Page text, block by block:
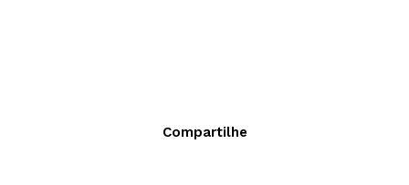
Compartilhe